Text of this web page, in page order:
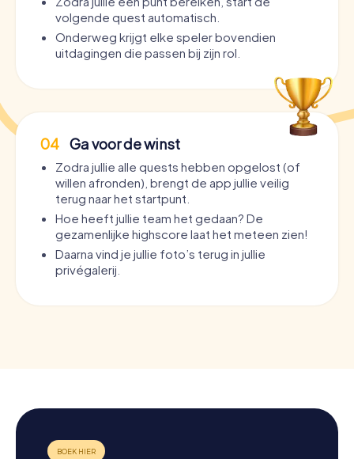
volgende quest automatisch.
Onderweg krijgt elke speler bovendien
uitdagingen die passen bij zijn rol.
04 Ga voor de winst
Zodra jullie alle quests hebben opgelost (of
willen afronden), brengt de app jullie veilig
terug naar het startpunt.
Hoe heeft jullie team het gedaan? De
gezamenlijke highscore laat het meteen zien!
Daarna vind je jullie foto’s terug in jullie
privégalerij.